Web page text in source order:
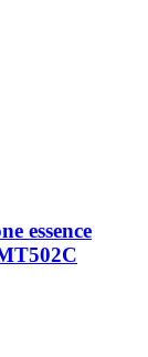
essence